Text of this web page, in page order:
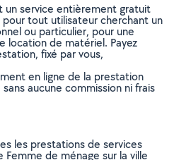
un service entièrement gratuit
tout utilisateur cherchant un
ou particulier, pour une
location de matériel. Payez
fixé par vous,
en ligne de la prestation
aucune commission ni frais
les prestations de services
de ménage sur la ville